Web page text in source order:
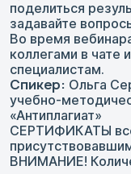
поделиться
задавайте
Во время
коллегами в чате
специалистам.
Спикер: Ольга
учебно-
«Антиплагиат»
СЕРТИФИКАТЫ
ВНИМАНИЕ!